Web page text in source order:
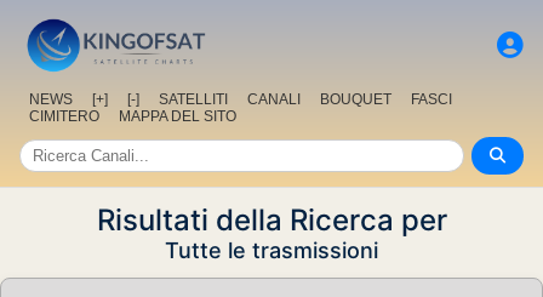
NEWS [+] [-] SATELLITI CANALI BOUQUET
FASCI
CIMITERO
MAPPA DEL SITO
Risultati della Ricerca per
Tutte le trasmissioni